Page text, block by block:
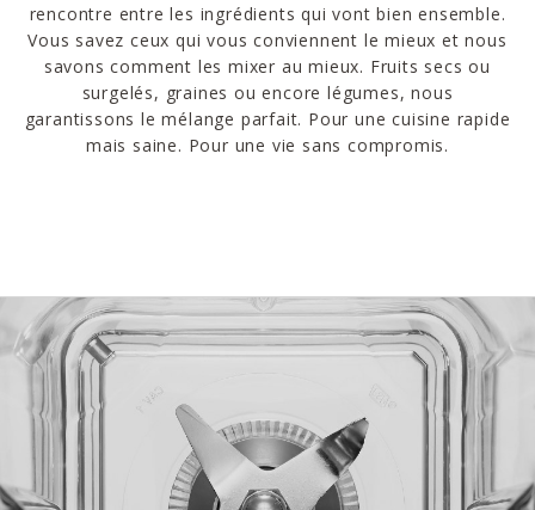
rencontre entre les ingrédients qui vont bien ensemble.
Vous savez ceux qui vous conviennent le mieux et nous
savons comment les mixer au mieux. Fruits secs ou
surgelés, graines ou encore légumes, nous
garantissons le mélange parfait. Pour une cuisine rapide
mais saine. Pour une vie sans compromis.